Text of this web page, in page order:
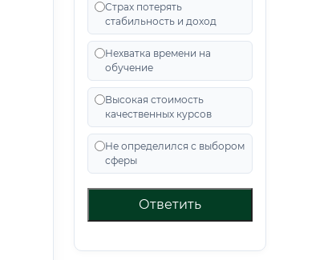
Страх потерять
стабильность и доход
Нехватка времени на
обучение
Высокая стоимость
качественных курсов
Не определился с выбором
сферы
Ответить